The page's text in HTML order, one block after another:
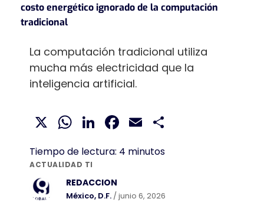
costo energético ignorado de la computación
tradicional
X WhatsApp
LinkedIn
Facebook
Email
Tiempo de lectura: 4 minutos
ACTUALIDAD TI
La computación tradicional utiliza
mucha más electricidad que la
inteligencia artificial.
REDACCION
México, D.F. / junio 6, 2026